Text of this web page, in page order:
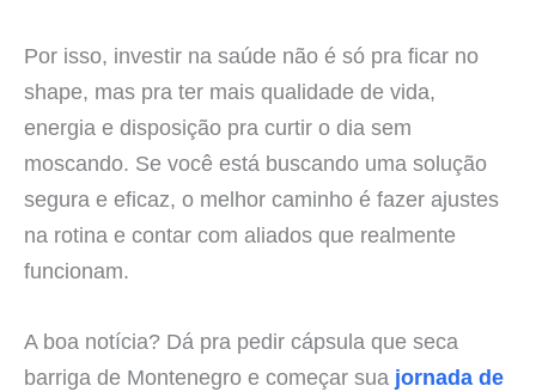
Por isso, investir na saúde não é só pra ficar no
shape, mas pra ter mais qualidade de vida,
energia e disposição pra curtir o dia sem
moscando. Se você está buscando uma solução
segura e eficaz, o melhor caminho é fazer ajustes
na rotina e contar com aliados que realmente
funcionam.
A boa notícia? Dá pra pedir cápsula que seca
barriga de Montenegro e começar sua jornada de